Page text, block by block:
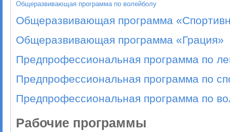
Общеразвивающая программа по волейболу
Общеразвивающая программа
Общеразвивающая программа «Грация»
Предпрофессиональная программа по
Предпрофессиональная программа по
Предпрофессиональная программа по
Рабочие программы